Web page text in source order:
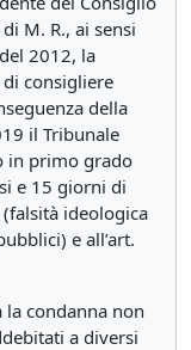
M. R., ai sensi
2012, la
consigliere
della
il Tribunale
in primo grado
e 15 giorni di
ideologica
e all’art.
condanna non
a diversi